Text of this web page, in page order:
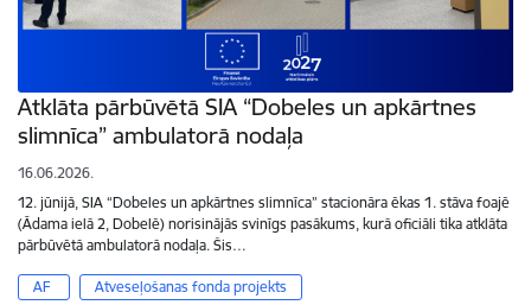
Atklāta pārbūvētā SIA “Dobeles un apkārtnes
slimnīca” ambulatorā nodaļa
16.06.2026.
12. jūnijā, SIA “Dobeles un apkārtnes slimnīca” stacionāra ēkas 1. stāva foajē
(Ādama ielā 2, Dobelē) norisinājās svinīgs pasākums, kurā oficiāli tika atklāta
pārbūvētā ambulatorā nodaļa. Šis…
AF Atveseļošanas fonda projekts